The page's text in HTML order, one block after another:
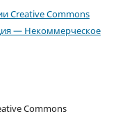
Creative Commons
— Некоммерческое
Commons